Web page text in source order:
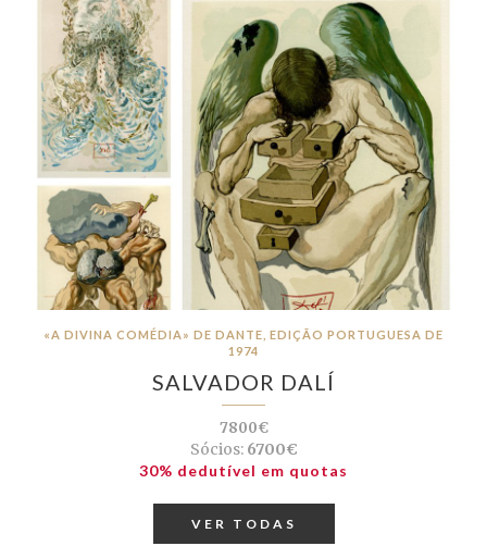
«A DIVINA COMÉDIA» DE DANTE, EDIÇÃO PORTUGUESA DE
1974
SALVADOR DALÍ
7800€
Sócios:6700€
30% dedutível em quotas
VER TODAS